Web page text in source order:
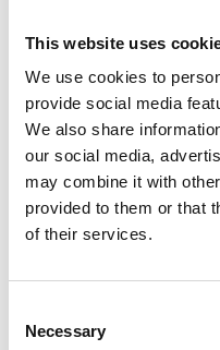
This website uses
We use cookies to
provide social media
We also share
our social media,
may combine it with
provided to them or that
of their services.
Selection
Necessary
La promoción